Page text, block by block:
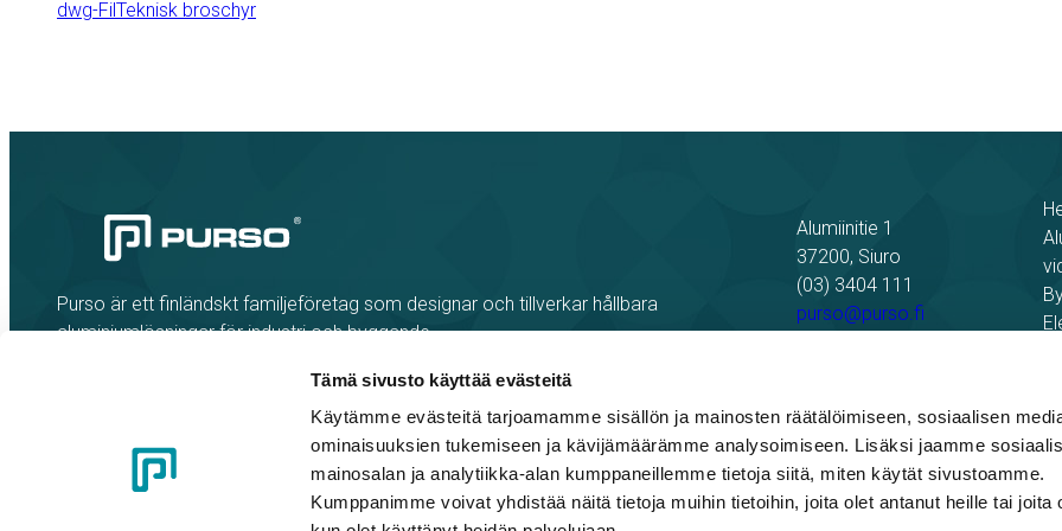
Tämä sivusto käyttää evästeitä
Käytämme evästeitä tarjoamamme sisällön ja mainosten räätälöimiseen, sosiaalisen
ominaisuuksien tukemiseen ja kävijämäärämme analysoimiseen. Lisäksi jaamme
mainosalan ja analytiikka-alan kumppaneillemme tietoja siitä, miten käytät sivustoamme.
Kumppanimme voivat yhdistää näitä tietoja muihin tietoihin, joita olet antanut heille tai joita
dwg-FilTeknisk broschyr
Purso är ett finländskt familjeföretag som designar och tillverkar hållbara
aluminiumlösningar för industri och byggande.
Alumiinitie 1
37200, Siuro
(03) 3404 111
purso@purso.fi